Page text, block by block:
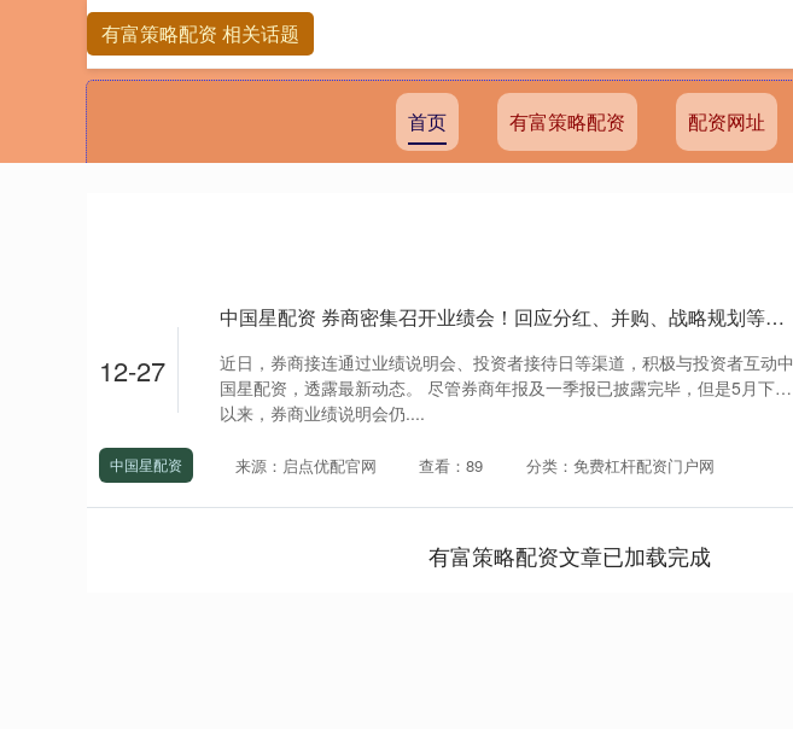
首页 有富策略配资 配资网址
有富策略配资 相关话题
12-27
中国星配资 券商密集召开业绩会！回应分红、并购、战略规划等热点问题
近日，券商接连通过业绩说明会、投资者接待日等渠道，积极与投资者互动中
国星配资，透露最新动态。 尽管券商年报及一季报已披露完毕，但是5月下旬
以来，券商业绩说明会仍....
中国星配资 来源：启点优配官网 查看：89 分类：免费杠杆配资门户网
有富策略配资文章已加载完成